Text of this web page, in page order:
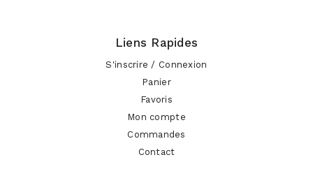
Liens Rapides
S'inscrire / Connexion
Panier
Favoris
Mon compte
Commandes
Contact